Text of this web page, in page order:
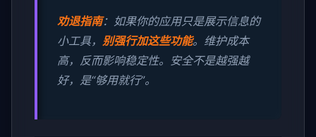
劝退指南：如果你的应用只是展示信息的
小工具， 别强行加这些功能。维护成本
高，反而影响稳定性。安全不是越强越
好，是“够用就行”。